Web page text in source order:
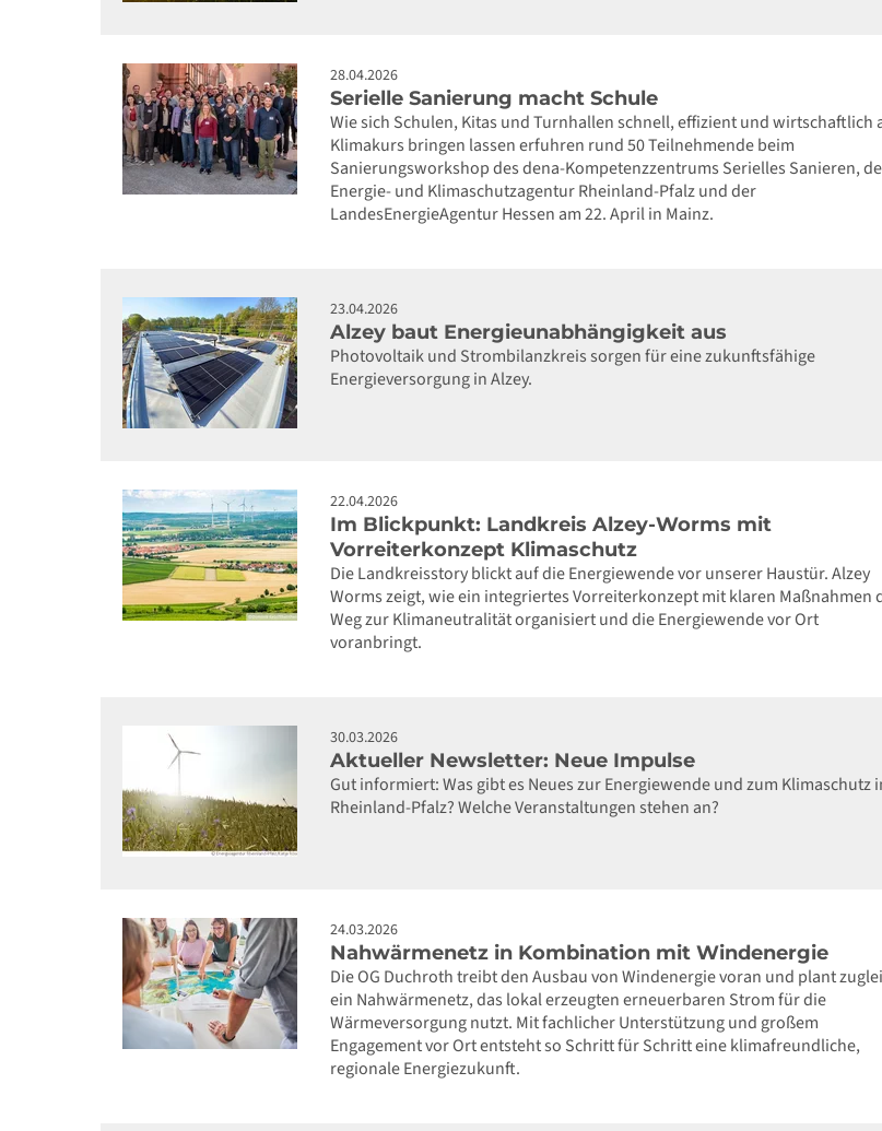
28.04.2026
Serielle Sanierung macht Schule
Wie sich Schulen, Kitas und Turnhallen schnell, effizient und wirtschaftlich
Klimakurs bringen lassen erfuhren rund 50 Teilnehmende beim
Sanierungsworkshop des dena-Kompetenzzentrums Serielles Sanieren,
Energie- und Klimaschutzagentur Rheinland-Pfalz und der
LandesEnergieAgentur Hessen am 22. April in Mainz.
23.04.2026
Alzey baut Energieunabhängigkeit aus
Photovoltaik und Strombilanzkreis sorgen für eine zukunftsfähige
Energieversorgung in Alzey.
22.04.2026
Im Blickpunkt: Landkreis Alzey-Worms mit
Vorreiterkonzept Klimaschutz
Die Landkreisstory blickt auf die Energiewende vor unserer Haustür. Alzey
Worms zeigt, wie ein integriertes Vorreiterkonzept mit klaren Maßnahmen
Weg zur Klimaneutralität organisiert und die Energiewende vor Ort
voranbringt.
30.03.2026
Aktueller Newsletter: Neue Impulse
Gut informiert: Was gibt es Neues zur Energiewende und zum Klimaschutz
Rheinland-Pfalz? Welche Veranstaltungen stehen an?
24.03.2026
Nahwärmenetz in Kombination mit Windenergie
Die OG Duchroth treibt den Ausbau von Windenergie voran und plant
ein Nahwärmenetz, das lokal erzeugten erneuerbaren Strom für die
Wärmeversorgung nutzt. Mit fachlicher Unterstützung und großem
Engagement vor Ort entsteht so Schritt für Schritt eine klimafreundliche,
regionale Energiezukunft.